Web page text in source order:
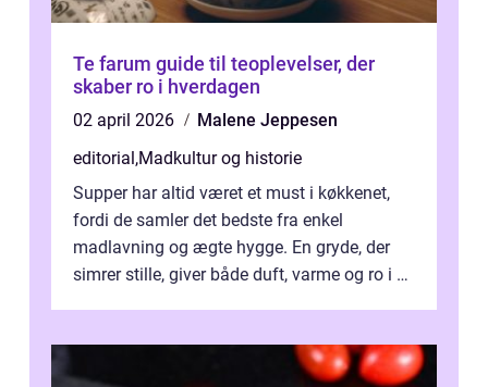
Te farum guide til teoplevelser, der
skaber ro i hverdagen
02 april 2026
Malene Jeppesen
editorial,Madkultur og historie
Supper har altid været et must i køkkenet,
fordi de samler det bedste fra enkel
madlavning og ægte hygge. En gryde, der
simrer stille, giver både duft, varme og ro i en